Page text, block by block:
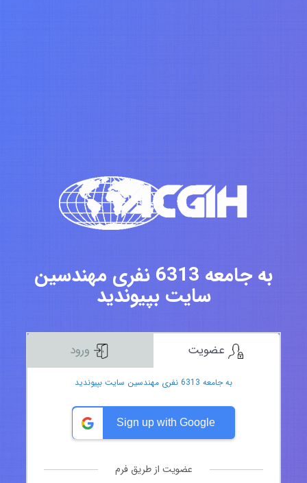
به جامعه 6313 نفری مهندسین
سایت بپیوندید
به جامعه 6313 نفری مهندسین سایت بپیوندید
Sign up with Google
عضویت از طریق فرم